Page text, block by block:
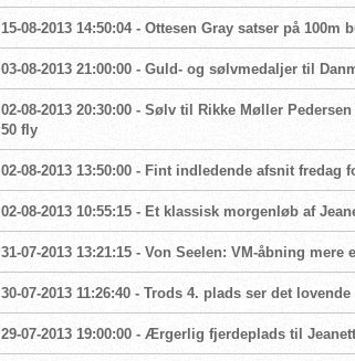
15-08-2013 14:50:04 - Ottesen Gray satser på 100m
03-08-2013 21:00:00 - Guld- og sølvmedaljer til
02-08-2013 20:30:00 - Sølv til Rikke Møller
50 fly
02-08-2013 13:50:00 - Fint indledende afsnit fredag
02-08-2013 10:55:15 - Et klassisk morgenløb af
31-07-2013 13:21:15 - Von Seelen: VM-åbning mere
30-07-2013 11:26:40 - Trods 4. plads ser det
29-07-2013 19:00:00 - Ærgerlig fjerdeplads til